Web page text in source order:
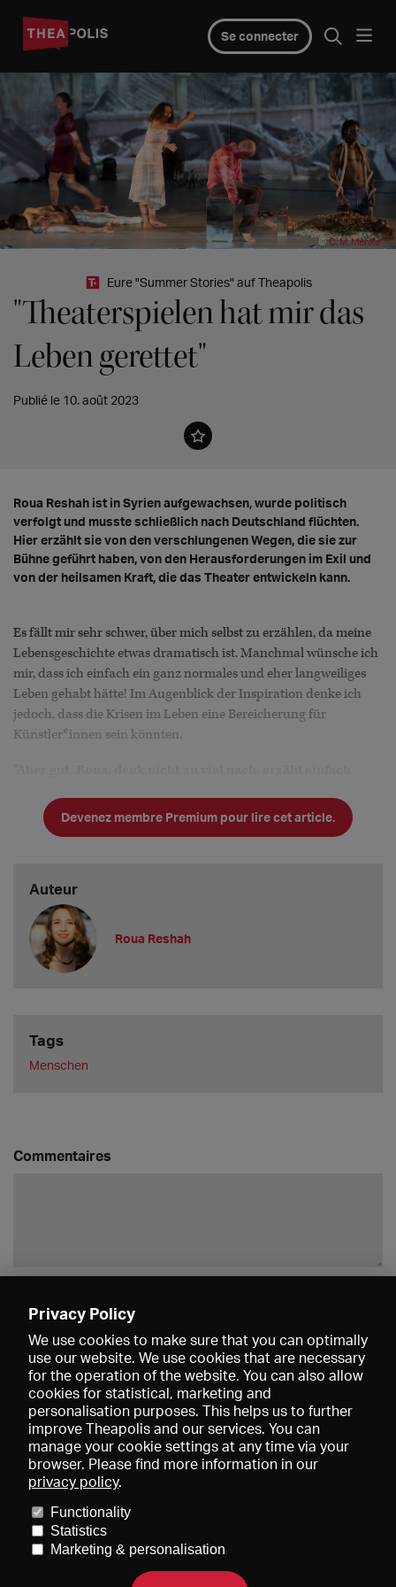
Se connecter
©C. M. Menke
Eure "Summer Stories" auf Theapolis
"Theaterspielen hat mir das
Leben gerettet"
Publié le 10. août 2023
Roua Reshah ist in Syrien aufgewachsen, wurde politisch
verfolgt und musste schließlich nach Deutschland flüchten.
Hier erzählt sie von den verschlungenen Wegen, die sie zur
Bühne geführt haben, von den Herausforderungen im Exil und
von der heilsamen Kraft, die das Theater entwickeln kann.
Es fällt mir sehr schwer, über mich selbst zu erzählen, da meine
Lebensgeschichte etwas dramatisch ist. Manchmal wünsche ich
mir, dass ich einfach ein ganz normales und eher langweiliges
Leben gehabt hätte! Im Augenblick der Inspiration denke ich
jedoch, dass die Krisen im Leben eine Bereicherung für
Künstler*innen sein könnten.
Ich bin Roua, 39 Jahre alt, und ich wurde in einem Dorf in der
Devenez membre Premium pour lire cet article.
Auteur
Roua Reshah
Tags
Menschen
Commentaires
Données médiatiques
Conditions générales de vente
Contact
Aide Newsletter
Privacy Policy
We use cookies to make sure that you can optimally
use our website. We use cookies that are necessary
for the operation of the website. You can also allow
cookies for statistical, marketing and
personalisation purposes. This helps us to further
improve Theapolis and our services. You can
manage your cookie settings at any time via your
browser. Please find more information in our
privacy policy.
Functionality
Statistics
Marketing & personalisation